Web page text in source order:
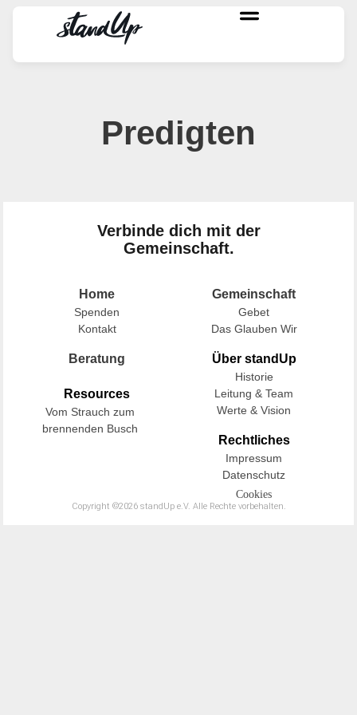
Predigten
Verbinde dich mit der
Gemeinschaft.
Home
Spenden
Kontakt
Beratung
Resources
Vom Strauch zum
brennenden Busch
Gemeinschaft
Gebet
Das Glauben Wir
Über standUp
Historie
Leitung & Team
Werte & Vision
Rechtliches
Impressum
Datenschutz
Cookies
Copyright ©2026 standUp e.V. Alle Rechte vorbehalten.